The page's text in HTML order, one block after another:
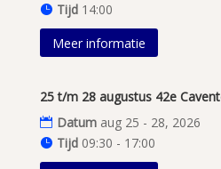
Tijd 14:00
Meer informatie
25 t/m 28 augustus 42e
Datum aug 25 - 28, 2026
Tijd 09:30 - 17:00